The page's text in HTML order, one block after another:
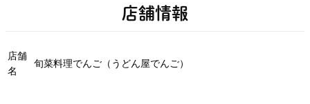
店舗情報
店舗
名
旬菜料理でんご（うどん屋でんご）